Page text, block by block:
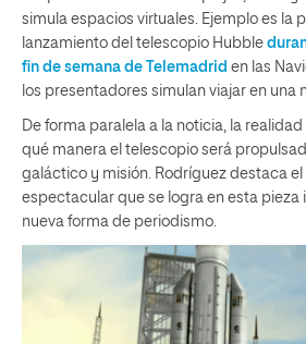
simula espacios virtuales. Ejemplo es la
lanzamiento del telescopio Hubble
fin de semana de Telemadrid en las
los presentadores simulan viajar en una
De forma paralela a la noticia, la
qué manera el telescopio será
galáctico y misión. Rodríguez destaca
espectacular que se logra en esta pieza
nueva forma de periodismo.